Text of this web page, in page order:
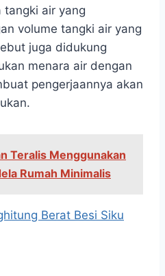
tangki air yang
volume tangki air yang
juga didukung
menara air dengan
pengerjaannya akan
Teralis Menggunakan
Rumah Minimalis
Berat Besi Siku